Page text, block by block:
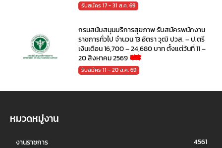
รับสมัคร 17 - 31 ส.ค. 69
กรมสนับสนุนบริการสุขภาพ รับสมัครพนักงาน
ราชการทั่วไป จำนวน 13 อัตรา วุฒิ ปวส. – ป.ตรี
เงินเดือน 16,700 – 24,680 บาท ตั้งแต่วันที่ 11 –
20 สิงหาคม 2569
รับสมัคร 11 - 20 ส.ค. 69
หมวดหมู่งาน
งานราชการ
4561